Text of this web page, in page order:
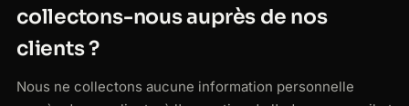
collectons-nous auprès de nos
clients ?
Nous ne collectons aucune information personnelle